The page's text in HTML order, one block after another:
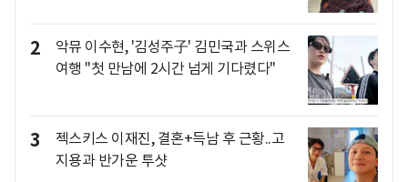
2
악뮤 이수현, '김성주子' 김민국과 스위스
여행 "첫 만남에 2시간 넘게 기다렸다"
3
젝스키스 이재진, 결혼+득남 후 근황..고
지용과 반가운 투샷